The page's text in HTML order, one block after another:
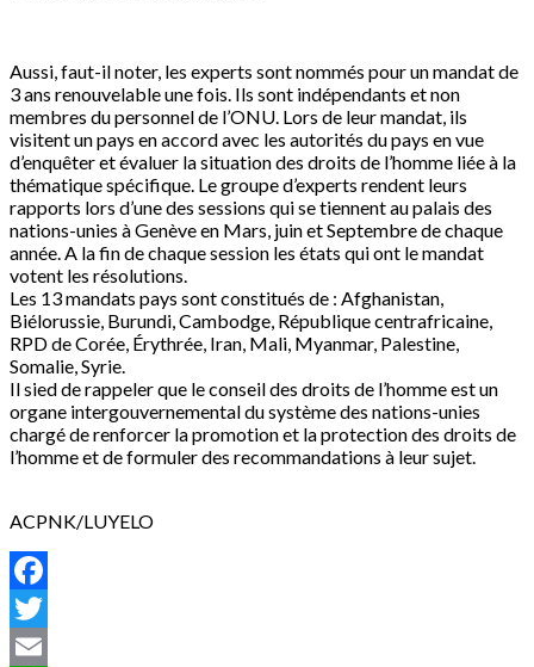
Aussi, faut-il noter, les experts sont nommés pour un mandat de
3 ans renouvelable une fois. Ils sont indépendants et non
membres du personnel de l’ONU. Lors de leur mandat, ils
visitent un pays en accord avec les autorités du pays en vue
d’enquêter et évaluer la situation des droits de l’homme liée à la
thématique spécifique. Le groupe d’experts rendent leurs
rapports lors d’une des sessions qui se tiennent au palais des
nations-unies à Genève en Mars, juin et Septembre de chaque
année. A la fin de chaque session les états qui ont le mandat
votent les résolutions.
Les 13 mandats pays sont constitués de : Afghanistan,
Biélorussie, Burundi, Cambodge, République centrafricaine,
RPD de Corée, Érythrée, Iran, Mali, Myanmar, Palestine,
Somalie, Syrie.
Il sied de rappeler que le conseil des droits de l’homme est un
organe intergouvernemental du système des nations-unies
chargé de renforcer la promotion et la protection des droits de
l’homme et de formuler des recommandations à leur sujet.
ACPNK/LUYELO
Facebook
Twitter